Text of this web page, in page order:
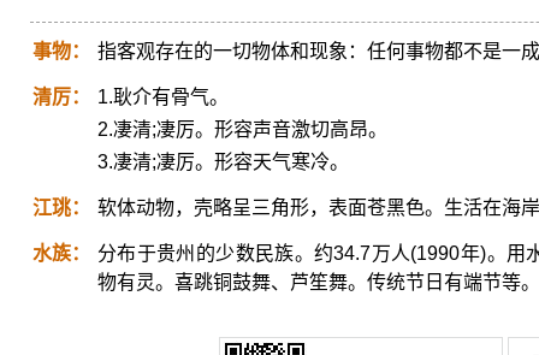
事物： 指客观存在的一切物体和现象：任何事物都不是一
清厉：
1.耿介有骨气。
2.凄清;凄厉。形容声音激切高昂。
3.凄清;凄厉。形容天气寒冷。
江珧： 软体动物，壳略呈三角形，表面苍黑色。生活在海
水族：
分布于贵州的少数民族。约34.7万人(1990年)。用
物有灵。喜跳铜鼓舞、芦笙舞。传统节日有端节等